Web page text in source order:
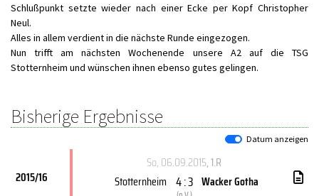
Schlußpunkt setzte wieder nach einer Ecke per Kopf Christopher
Neul.
Alles in allem verdient in die nächste Runde eingezogen.
Nun trifft am nächsten Wochenende unsere A2 auf die TSG
Stotternheim und wünschen ihnen ebenso gutes gelingen.
Bisherige Ergebnisse
Datum anzeigen
2015/16
So, 06.09.2015, 1.R
Stotternheim 4 : 3 Wacker Gotha